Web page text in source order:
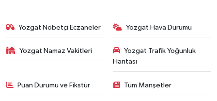
Yozgat Nöbetçi Eczaneler Yozgat Hava Durumu
Yozgat Namaz Vakitleri
Yozgat Trafik Yoğunluk
Haritası
Puan Durumu ve Fikstür Tüm Manşetler